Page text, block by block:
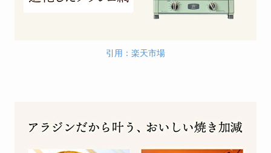
引用：楽天市場